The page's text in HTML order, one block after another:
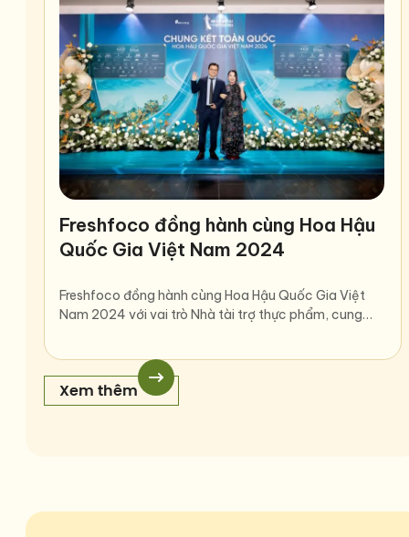
Freshfoco đồng hành cùng Hoa Hậu
Quốc Gia Việt Nam 2024
Freshfoco đồng hành cùng Hoa Hậu Quốc Gia Việt
Nam 2024 với vai trò Nhà tài trợ thực phẩm, cung…
Xem thêm